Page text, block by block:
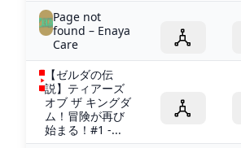
Page not
found – Enaya
Care
【ゼルダの伝
説】ティアーズ
オブ ザ キングダ
ム！冒険が再び
始まる！#1 -...